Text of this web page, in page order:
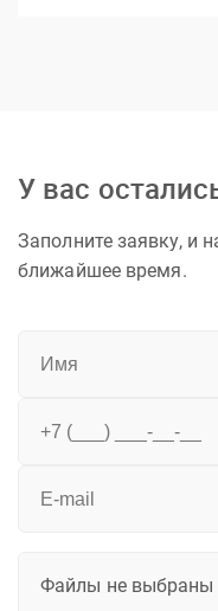
У вас
Заполните заявку, и
ближайшее время.
Файлы не выбраны